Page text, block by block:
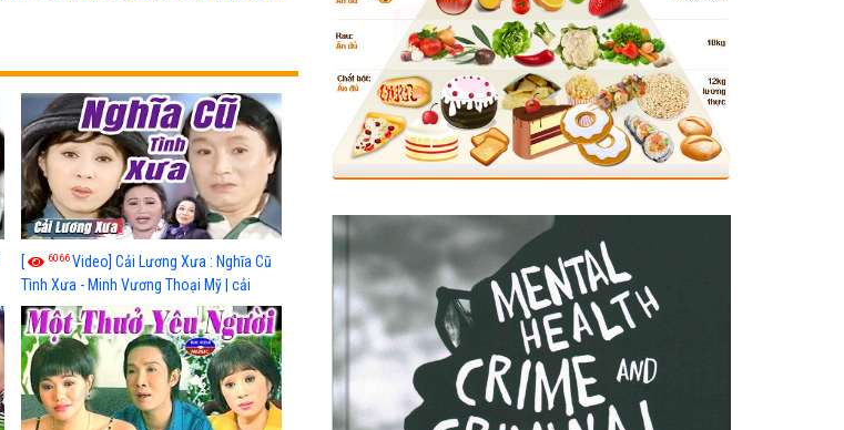
[ 6066Video] Cải Lương Xưa : Nghĩa Cũ
Tình Xưa - Minh Vương Thoại Mỹ | cải
lương xã hội hay nhất